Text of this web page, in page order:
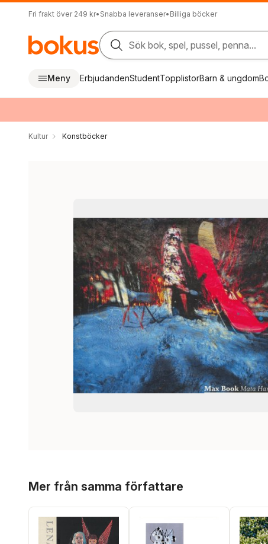
Fri frakt över 249 kr• Snabba leveranser• Billiga böcker
Sök bok, spel, pussel, penna...
Meny ErbjudandenStudentTopplistorBarn & ungdom
Kultur Konstböcker
Mer från samma författare